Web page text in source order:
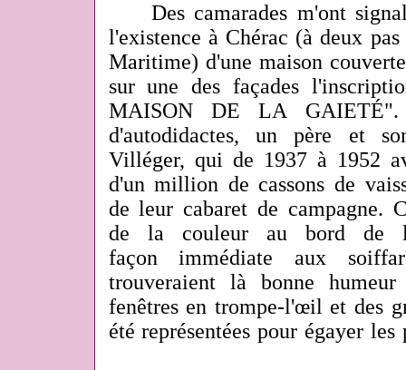
Des camarades m'ont
l'existence à Chérac (à deux
Maritime) d'une maison
sur une des façades
MAISON DE LA
d'autodidactes, un père et
Villéger, qui de 1937 à 1952
d'un million de cassons de
de leur cabaret de campagne.
de la couleur au bord de
façon immédiate aux
trouveraient là bonne
fenêtres en trompe-l'œil et des
été représentées pour égayer